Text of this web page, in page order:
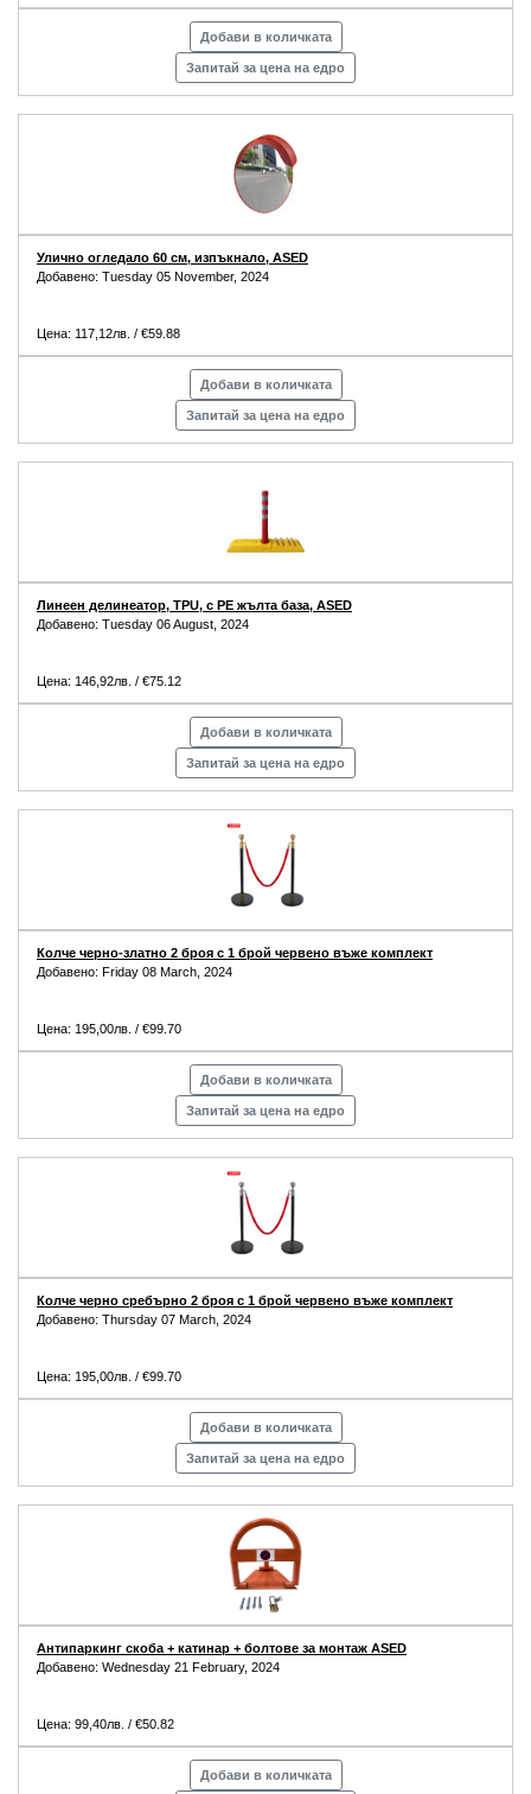
Добави в количката
Запитай за цена на едро
Улично огледало 60 см, изпъкнало, ASED
Добавено: Tuesday 05 November, 2024
Цена: 117,12лв. / €59.88
Добави в количката
Запитай за цена на едро
Линеен делинеатор, TPU, с PE жълта база, ASED
Добавено: Tuesday 06 August, 2024
Цена: 146,92лв. / €75.12
Добави в количката
Запитай за цена на едро
Колче черно-златно 2 броя с 1 брой червено въже комплект
Добавено: Friday 08 March, 2024
Цена: 195,00лв. / €99.70
Добави в количката
Запитай за цена на едро
Колче черно сребърно 2 броя с 1 брой червено въже комплект
Добавено: Thursday 07 March, 2024
Цена: 195,00лв. / €99.70
Добави в количката
Запитай за цена на едро
Антипаркинг скоба + катинар + болтове за монтаж ASED
Добавено: Wednesday 21 February, 2024
Цена: 99,40лв. / €50.82
Добави в количката